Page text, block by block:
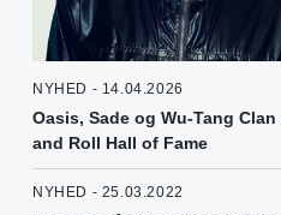
NYHED - 14.04.2026
Oasis, Sade og Wu-Tang
and Roll Hall of Fame
NYHED - 25.03.2022